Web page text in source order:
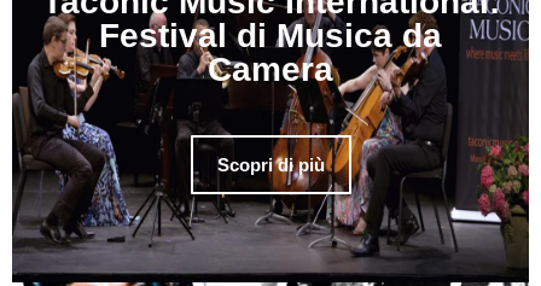
Festival di Musica da
Camera
Scopri di più